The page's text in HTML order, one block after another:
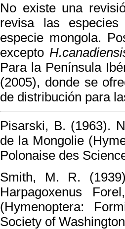
No existe una
revisa las
especie mongola.
excepto
Para la Península
(2005), donde se
de distribución para
Pisarski, B. (1963).
de la Mongolie
Polonaise des
Smith, M. R.
Harpagoxenus
(Hymenoptera:
Society of